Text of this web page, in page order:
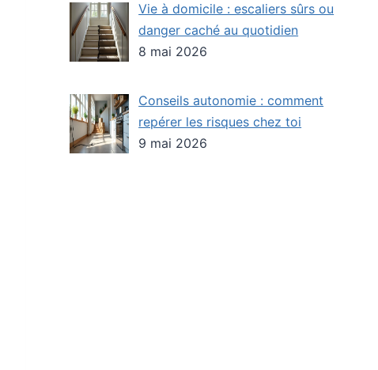
Vie à domicile : escaliers sûrs ou
danger caché au quotidien
8 mai 2026
Conseils autonomie : comment
repérer les risques chez toi
9 mai 2026